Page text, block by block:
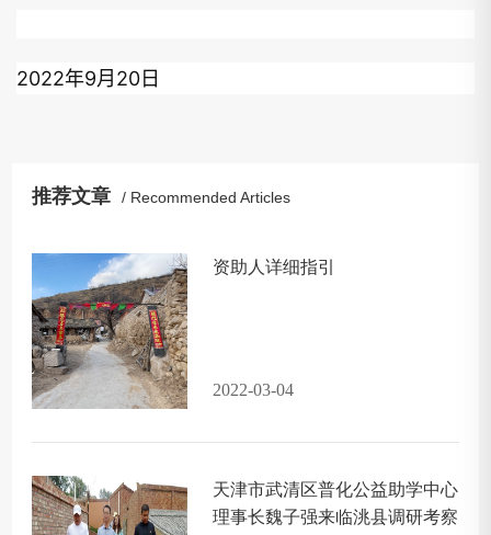
2022年9月20日
推荐文章 / Recommended Articles
资助人详细指引
2022-03-04
天津市武清区普化公益助学中心
理事长魏子强来临洮县调研考察